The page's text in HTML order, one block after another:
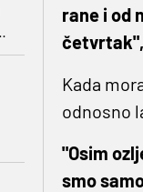
rane i od
četvrtak",
Kada
odnosno
"Osim
smo